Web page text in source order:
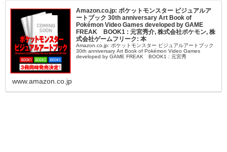
Amazon.co.jp: ポケットモンスター ビジュアルア
ートブック 30th anniversary Art Book of
Pokémon Video Games developed by GAME
FREAK BOOK1 : 元宮秀介, 株式会社ポケモン, 株
式会社ゲームフリーク: 本
Amazon.co.jp: ポケットモンスター ビジュアルアートブック
30th anniversary Art Book of Pokémon Video Games
developed by GAME FREAK BOOK1 : 元宮秀
www.amazon.co.jp